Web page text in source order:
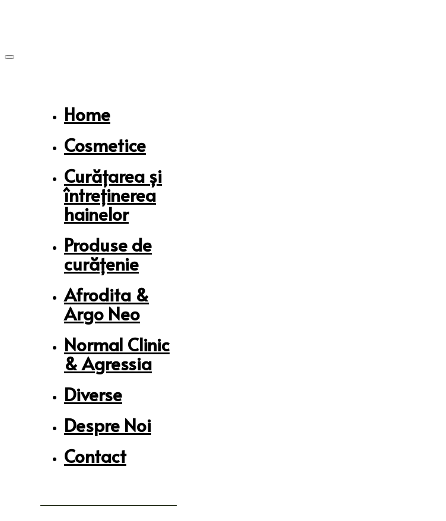
navigation
Home
Cosmetice
Curățarea și
întreținerea
hainelor
Produse de
curățenie
Afrodita &
Argo Neo
Normal Clinic
& Agressia
Diverse
Despre Noi
Contact